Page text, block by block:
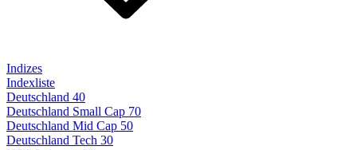
Indizes
Indexliste
Deutschland 40
Deutschland Small Cap 70
Deutschland Mid Cap 50
Deutschland Tech 30